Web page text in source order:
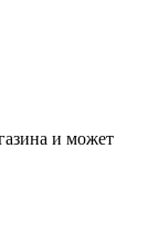
и может